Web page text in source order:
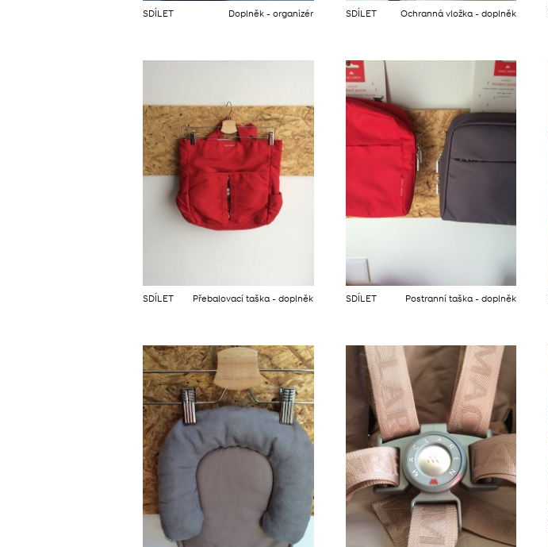
SDÍLET Doplněk - organizér SDÍLET Ochranná vložka - doplněk
SDÍLET Přebalovací taška - doplněk SDÍLET Postranní taška - doplněk